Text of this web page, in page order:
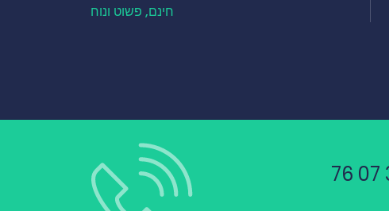
חינם, פשוט ונוח